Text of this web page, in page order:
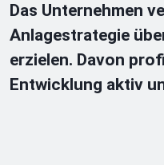
Das Unternehmen
Anlagestrategie
erzielen. Davon
Entwicklung aktiv